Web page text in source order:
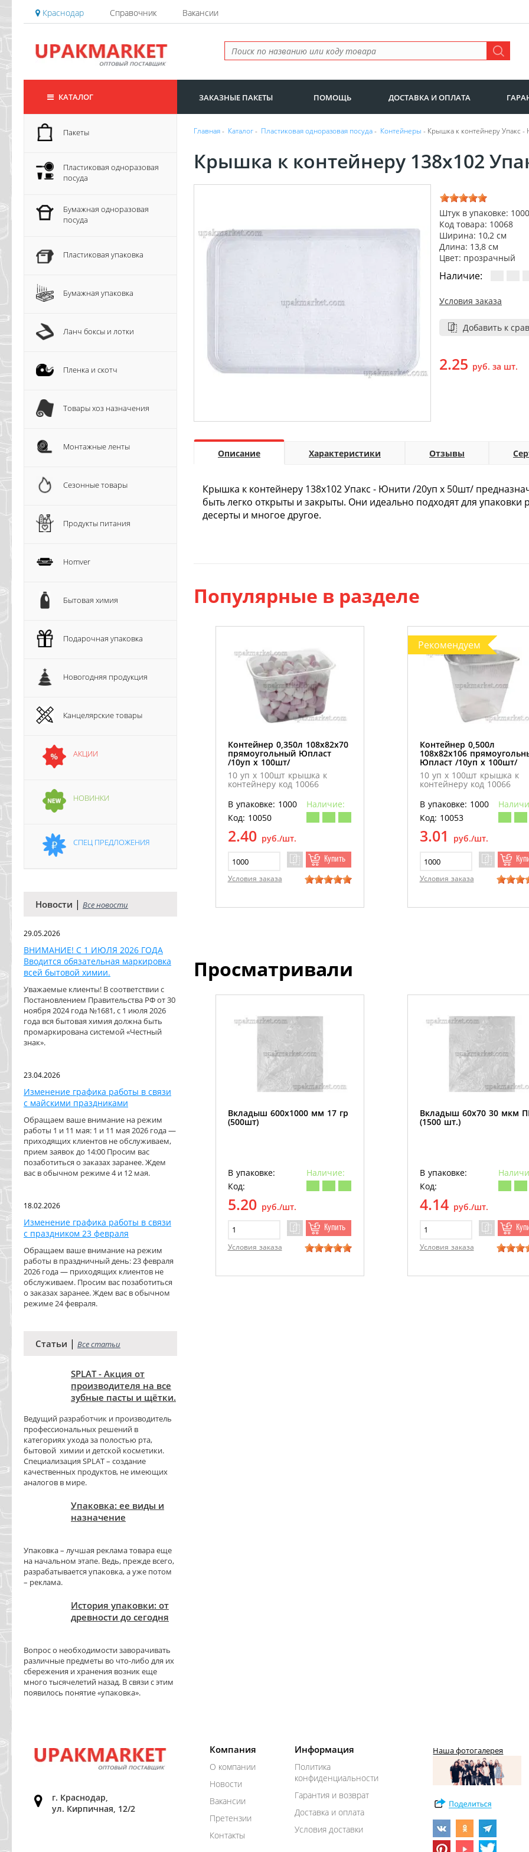
Краснодар Справочник Вакансии
КАТАЛОГ ЗАКАЗНЫЕ ПАКЕТЫ ПОМОЩЬ ДОСТАВКА И ОПЛАТА
Пакеты
Пластиковая одноразовая
посуда
Бумажная одноразовая
посуда
Пластиковая упаковка
Бумажная упаковка
Ланч боксы и лотки
Пленка и скотч
Товары хоз назначения
Монтажные ленты
Сезонные товары
Продукты питания
Homver
Бытовая химия
Подарочная упаковка
Новогодняя продукция
Канцелярские товары
АКЦИИ
НОВИНКИ
СПЕЦ ПРЕДЛОЖЕНИЯ
Новости | Все новости
29.05.2026
ВНИМАНИЕ! С 1 ИЮЛЯ 2026 ГОДА
Вводится обязательная маркировка
всей бытовой химии.
Уважаемые клиенты! В соответствии с
Постановлением Правительства РФ от 30
ноября 2024 года №1681, с 1 июля 2026
года вся бытовая химия должна быть
промаркирована системой «Честный
знак».
23.04.2026
Изменение графика работы в связи
с майскими праздниками
Обращаем ваше внимание на режим
работы 1 и 11 мая: 1 и 11 мая 2026 года —
приходящих клиентов не обслуживаем,
прием заявок до 14:00 Просим вас
позаботиться о заказах заранее. Ждем
вас в обычном режиме 4 и 12 мая.
18.02.2026
Изменение графика работы в связи
с праздником 23 февраля
Обращаем ваше внимание на режим
работы в праздничный день: 23 февраля
2026 года — приходящих клиентов не
обслуживаем. Просим вас позаботиться
о заказах заранее. Ждем вас в обычном
режиме 24 февраля.
Статьи | Все статьи
SPLAT - Акция от
производителя на все
зубные пасты и щётки.
Ведущий разработчик и производитель
профессиональных решений в
категориях ухода за полостью рта,
бытовой химии и детской косметики.
Специализация SPLAT – создание
качественных продуктов, не имеющих
аналогов в мире.
Упаковка: ее виды и
назначение
Упаковка – лучшая реклама товара еще
на начальном этапе. Ведь, прежде всего,
разрабатывается упаковка, а уже потом
– реклама.
История упаковки: от
древности до сегодня
Вопрос о необходимости заворачивать
различные предметы во что-либо для их
сбережения и хранения возник еще
много тысячелетий назад. В связи с этим
появилось понятие «упаковка».
Главная- Каталог- Пластиковая одноразовая посуда- Контейнеры - Крышка к контейнеру Упакс
Крышка к контейнеру 138х102
Штук в упаковке: 1000
Код товара: 10068
Ширина: 10,2 см
Длина: 13,8 см
Цвет: прозрачный
Наличие:
Условия заказа
Добавить к
2.25 руб. за шт.
Описание Характеристики Отзывы
Крышка к контейнеру 138х102 Упакс - Юнити /20уп х 50шт/
быть легко открыты и закрыты. Они идеально подходят для упаковки
десерты и многое другое.
Популярные в разделе
Контейнер 0,350л 108х82х70
прямоугольный Юпласт
/10уп х 100шт/
10 уп х 100шт крышка к
контейнеру код 10066
В упаковке: 1000
Наличие:
Код: 10050
2.40 руб./шт.
Купить
Условия заказа
Рекомендуем
Контейнер 0,500л
108х82х106
Юпласт /10уп х 100шт/
10 уп х 100шт крышка к
контейнеру код 10066
В упаковке: 1000
Код: 10053
3.01 руб./шт.
Условия заказа
Просматривали
Вкладыш 600х1000 мм 17 гр
(500шт)
В упаковке:
Наличие:
Код:
5.20 руб./шт.
Купить
Условия заказа
Вкладыш 60х70 30 мкм
(1500 шт.)
В упаковке:
Код:
4.14 руб./шт.
Условия заказа
г. Краснодар,
ул. Кирпичная, 12/2
Компания
О компании
Новости
Вакансии
Претензии
Контакты
Информация
Политика
конфиденциальности
Гарантия и возврат
Доставка и оплата
Условия доставки
Наша фотогалерея